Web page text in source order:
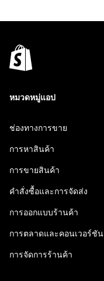
หมวดหมู่แอป
ช่องทางการขาย
การหาสินค้า
การขายสินค้า
คำสั่งซื้อและการจัดส่ง
การออกแบบร้านค้า
การตลาดและคอนเวอร์ชัน
การจัดการร้านค้า